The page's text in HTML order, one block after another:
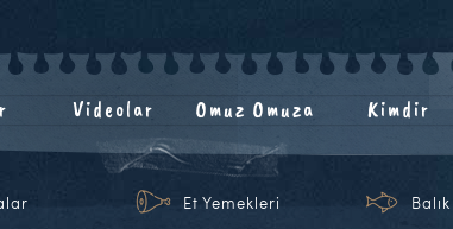
Videolar Omuz Omuza Kimdir
Et Yemekleri